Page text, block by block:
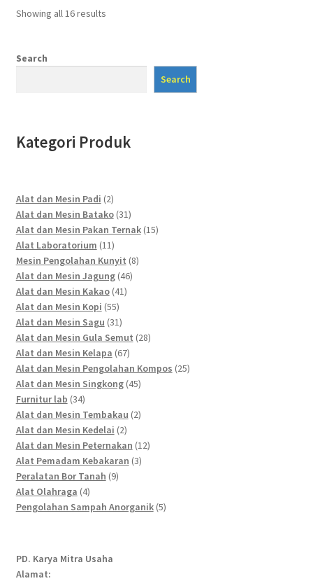
Showing all 16 results
Search
Search
Kategori Produk
Alat dan Mesin Padi 22
products
Alat dan Mesin Batako 3131
products
Alat dan Mesin Pakan Ternak 1515
Alat Laboratorium 1111
products
Mesin Pengolahan Kunyit 88
Alat dan Mesin Jagung 4646
Alat dan Mesin Kakao 4141
Alat dan Mesin Kopi 5555
products
Alat dan Mesin Sagu 3131
products
Alat dan Mesin Gula Semut 2828
Alat dan Mesin Kelapa 6767
products
Alat dan Mesin Pengolahan Kompos 2525
Alat dan Mesin Singkong 4545
Furnitur lab 3434
products
Alat dan Mesin Tembakau 22
Alat dan Mesin Kedelai 22
products
Alat dan Mesin Peternakan 1212
Alat Pemadam Kebakaran 33
Peralatan Bor Tanah 99
Alat Olahraga 44
products
Pengolahan Sampah Anorganik 55
PD. Karya Mitra Usaha
Alamat: